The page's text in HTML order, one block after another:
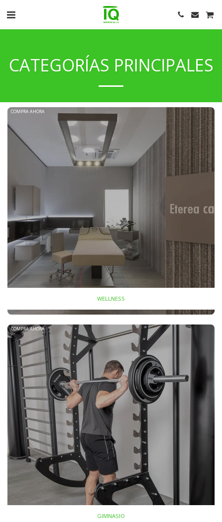
CATEGORÍAS PRINCIPALES
COMPRA AHORA
WELLNESS
COMPRA AHORA
GIMNASIO